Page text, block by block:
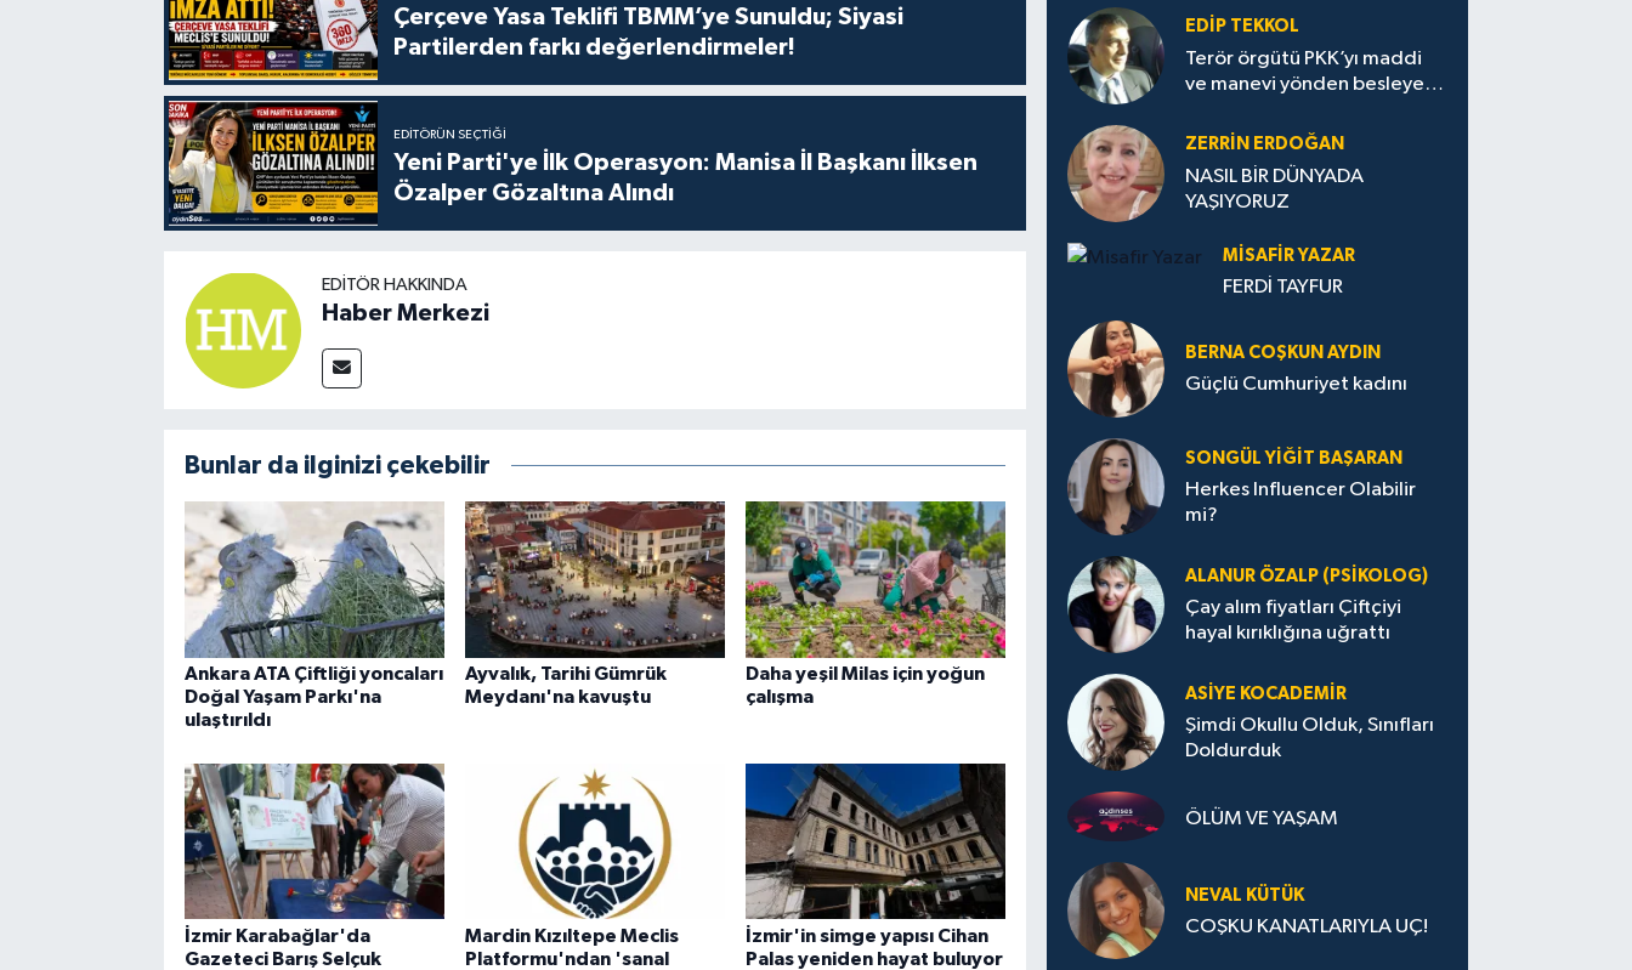
Çerçeve Yasa Teklifi TBMM’ye Sunuldu; Siyasi
Partilerden farkı değerlendirmeler!
EDITÖRÜN SEÇTIĞI
Yeni Parti'ye İlk Operasyon: Manisa İl Başkanı İlksen
Özalper Gözaltına Alındı
EDITÖR HAKKINDA
Haber Merkezi
Bunlar da ilginizi çekebilir
Ankara ATA Çiftliği yoncaları
Doğal Yaşam Parkı'na
ulaştırıldı
Ayvalık, Tarihi Gümrük
Meydanı'na kavuştu
Daha yeşil Milas için yoğun
çalışma
İzmir Karabağlar'da
Gazeteci Barış Selçuk
Mardin Kızıltepe Meclis
Platformu'ndan 'sanal
İzmir'in simge yapısı Cihan
Palas yeniden hayat buluyor
EDIP TEKKOL
Terör örgütü PKK’yı maddi
ve manevi yönden besleyen
ZERRIN ERDOĞAN
NASIL BİR DÜNYADA
YAŞIYORUZ
MISAFIR YAZAR
FERDİ TAYFUR
BERNA COŞKUN AYDIN
Güçlü Cumhuriyet kadını
SONGÜL YIĞIT BAŞARAN
Herkes Influencer Olabilir
mi?
ALANUR ÖZALP (PSIKOLOG)
Çay alım fiyatları Çiftçiyi
hayal kırıklığına uğrattı
ASIYE KOCADEMİR
Şimdi Okullu Olduk, Sınıfları
Doldurduk
ÖLÜM VE YAŞAM
NEVAL KÜTÜK
COŞKU KANATLARIYLA UÇ!